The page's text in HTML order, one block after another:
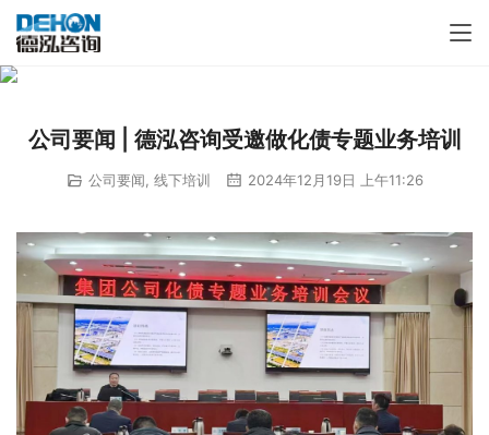
公司要闻 | 德泓咨询受邀做化债专题业务培训
公司要闻 线下培训 2024年12月19日 上午11:26